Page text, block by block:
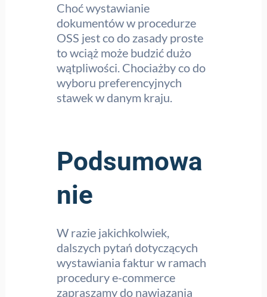
Choć wystawianie
dokumentów w procedurze
OSS jest co do zasady proste
to wciąż może budzić dużo
wątpliwości. Chociażby co do
wyboru preferencyjnych
stawek w danym kraju.
Podsumowa
nie
W razie jakichkolwiek,
dalszych pytań dotyczących
wystawiania faktur w ramach
procedury e-commerce
zapraszamy do nawiązania